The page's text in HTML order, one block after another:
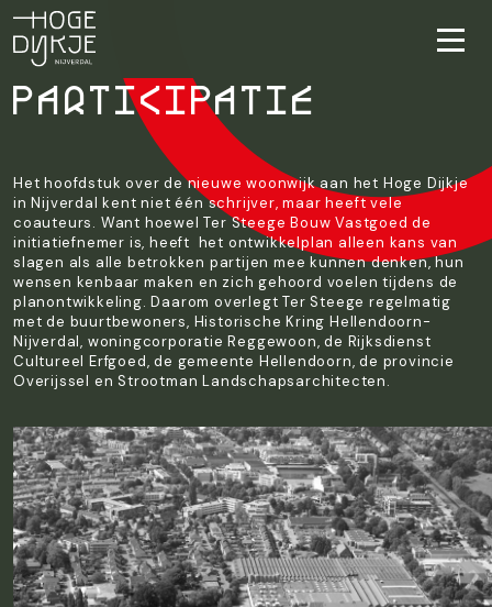
Participatie
Het hoofdstuk over de nieuwe woonwijk aan het Hoge Dijkje
in Nijverdal kent niet één schrijver, maar heeft vele
coauteurs. Want hoewel Ter Steege Bouw Vastgoed de
initiatiefnemer is, heeft het ontwikkelplan alleen kans van
slagen als alle betrokken partijen mee kunnen denken, hun
wensen kenbaar maken en zich gehoord voelen tijdens de
planontwikkeling. Daarom overlegt Ter Steege regelmatig
met de buurtbewoners, Historische Kring Hellendoorn-
Nijverdal, woningcorporatie Reggewoon, de Rijksdienst
Cultureel Erfgoed, de gemeente Hellendoorn, de provincie
Overijssel en Strootman Landschapsarchitecten.